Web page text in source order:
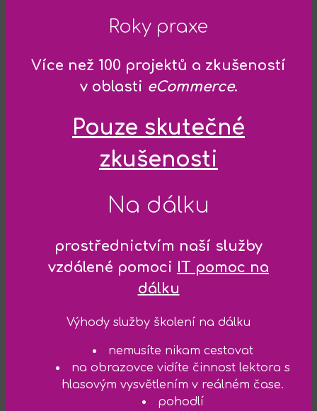
Roky praxe
Více než 100 projektů a zkušeností
v oblasti eCommerce.
Pouze skutečné
zkušenosti
Na dálku
prostřednictvím naší služby
vzdálené pomoci IT pomoc na
dálku
Výhody služby školení na dálku
nemusíte nikam cestovat
na obrazovce vidíte činnost lektora s
hlasovým vysvětlením v reálném čase.
pohodlí